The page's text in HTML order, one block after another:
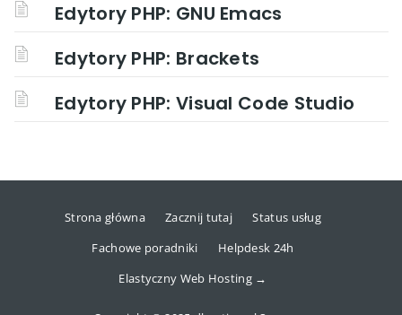
Edytory PHP: GNU Emacs
Edytory PHP: Brackets
Edytory PHP: Visual Code Studio
Strona główna Zacznij tutaj
Status usług
Fachowe poradniki
Helpdesk 24h
Elastyczny Web Hosting →